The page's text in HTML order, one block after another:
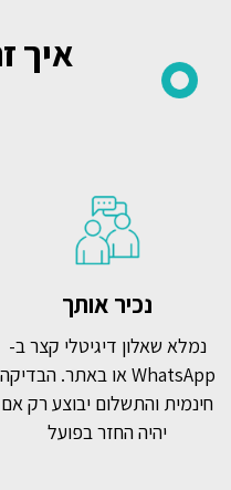
איך
נכיר אותך
נמלא שאלון דיגיטלי קצר ב-
WhatsApp או באתר. הבדיקה
חינמית והתשלום יבוצע רק אם
יהיה החזר בפועל